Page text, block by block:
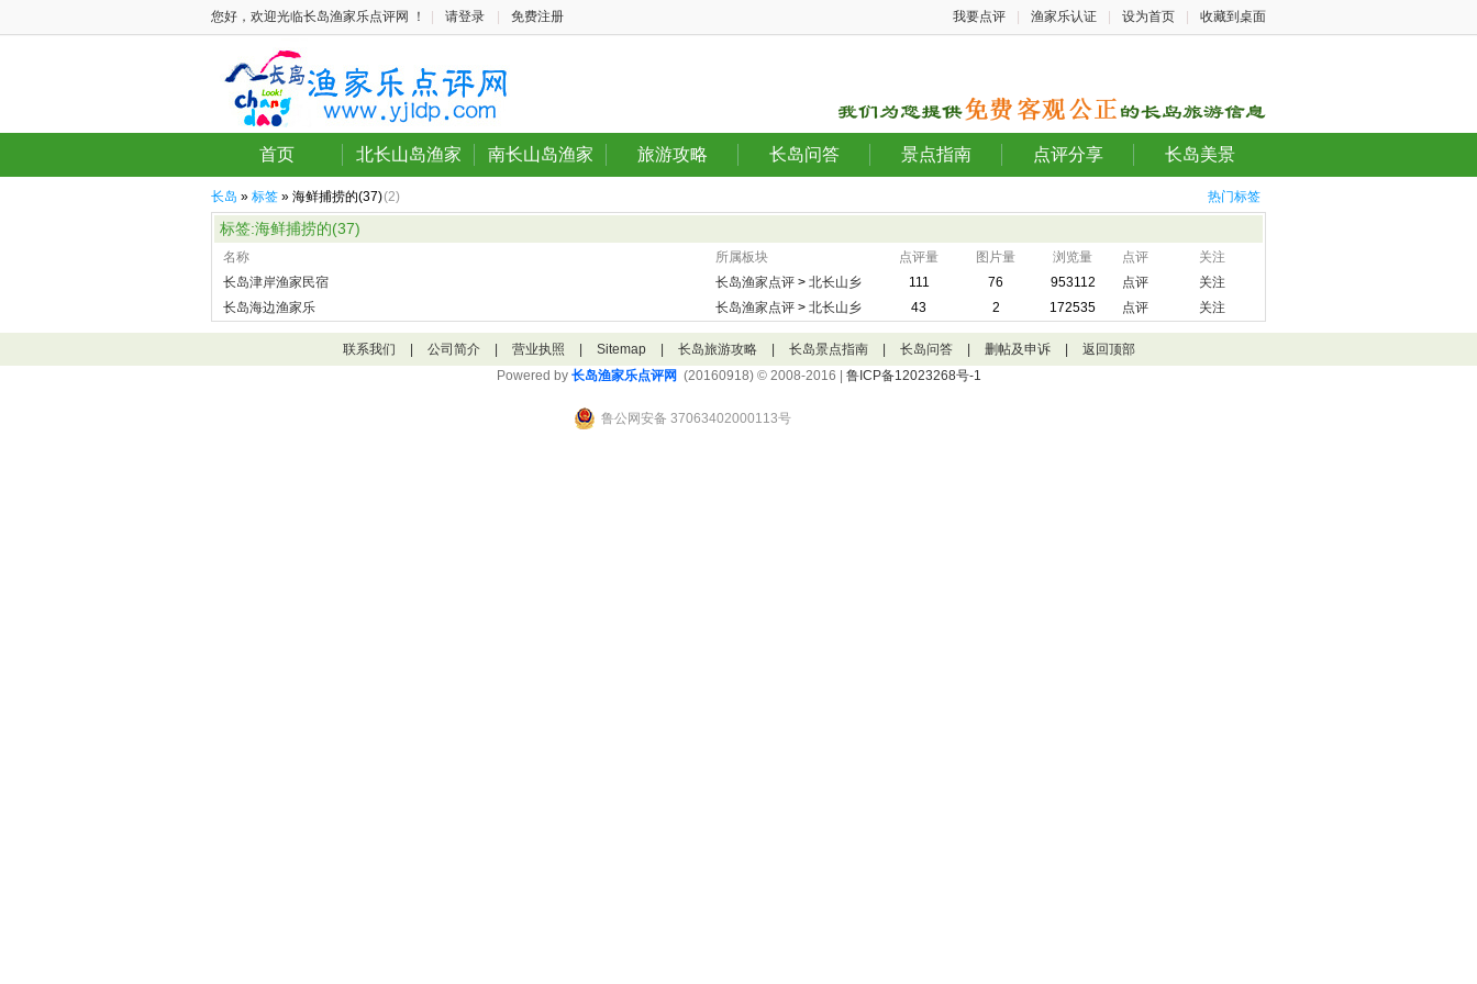
您好，欢迎光临长岛渔家乐点评网 ！ 请登录 免费注册 我要点评 渔家乐认证 设为首页 收藏到桌面
首页 北长山岛渔家 南长山岛渔家 旅游攻略 长岛问答 景点指南 点评分享 长岛美景
热门标签
长岛 » 标签 » 海鲜捕捞的(37)(2)
标签:海鲜捕捞的(37)
名称 所属板块 点评量 图片量 浏览量 点评
关注
长岛津岸渔家民宿
长岛渔家点评 > 北长山乡 111 76 953112 点评
关注
长岛海边渔家乐
长岛渔家点评 > 北长山乡 43 2 172535 点评 关注
联系我们 公司简介 营业执照 Sitemap 长岛旅游攻略 长岛景点指南 长岛问答 删帖及申诉
返回顶部
Powered by 长岛渔家乐点评网 (20160918) © 2008-2016 | 鲁ICP备12023268号-1
鲁公网安备 37063402000113号